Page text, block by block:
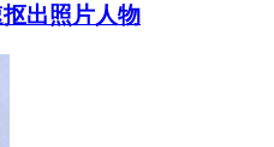
出照片人物